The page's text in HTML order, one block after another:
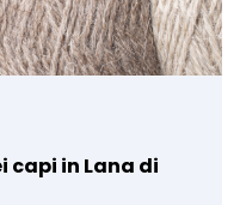
capi in Lana di